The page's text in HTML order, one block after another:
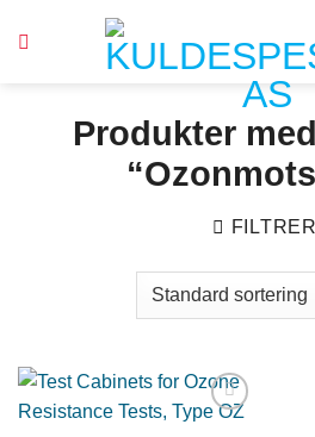
Produkter
FILTRER
Legg til